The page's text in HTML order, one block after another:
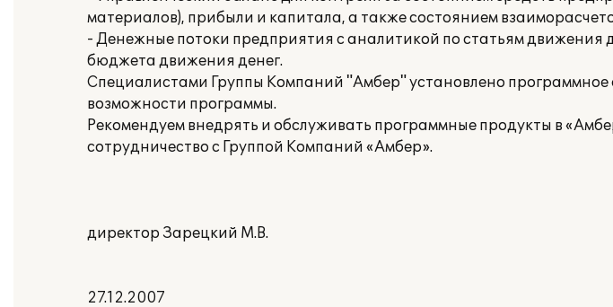
материалов), прибыли и капитала, а также состоянием
- Денежные потоки предприятия с аналитикой по статьям
бюджета движения денег.
Специалистами Группы Компаний "Амбер" установлено
возможности программы.
Рекомендуем внедрять и обслуживать программные продукты в
сотрудничество с Группой Компаний «Амбер».
директор Зарецкий М.В.
27.12.2007